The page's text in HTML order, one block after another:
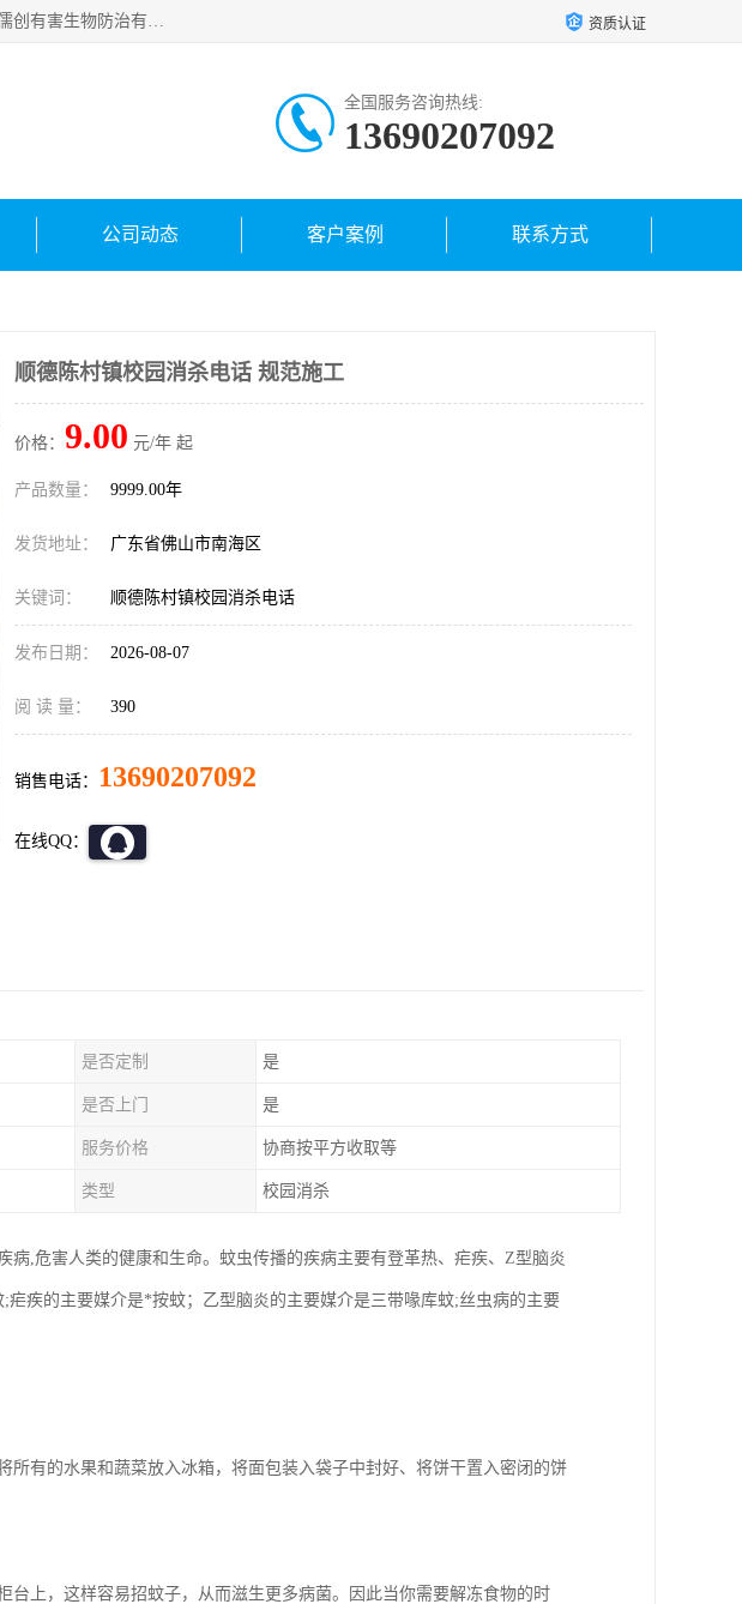
佛山白蚁防治公司,佛山白蚁防治哪家好,佛山杀虫公司,佛山除四害公司,佛山灭白蚁公司,佛山白蚁防治佛山儒创有害生物防治有限公司是一家佛山杀虫公司、佛山除四害公司、佛山灭白蚁公司、佛山白蚁防治公司，让您远离虫害困扰。要问佛山白蚁防治哪家好？佛山儒创有害生物防治有限公司全佛山、广州，正规公司，上门勘查，可靠，售后有保障。 资质认证
全国服务咨询热线:
13690207092
公司动态 客户案例 联系方式
顺德陈村镇校园消杀电话 规范施工
价格： 9.00 元/年 起
产品数量： 9999.00年
发货地址： 广东省佛山市南海区
关键词： 顺德陈村镇校园消杀电话
发布日期： 2026-08-07
阅 读 量： 390
销售电话： 13690207092
在线QQ：
是否定制 是
是否上门 是
服务价格 协商按平方收取等
类型 校园消杀
病,危害人类的健康和生命。蚊虫传播的疾病主要有登革热、疟疾、Z型脑炎
疾的主要媒介是*按蚊；乙型脑炎的主要媒介是三带喙库蚊;丝虫病的主要
所有的水果和蔬菜放入冰箱，将面包装入袋子中封好、将饼干置入密闭的饼
上，这样容易招蚊子，从而滋生更多病菌。因此当你需要解冻食物的时